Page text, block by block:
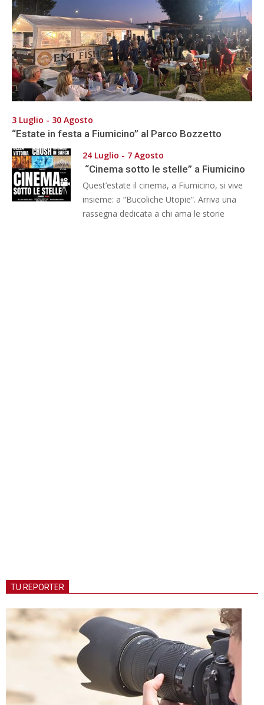
3 Luglio - 30 Agosto
“Estate in festa a Fiumicino” al Parco Bozzetto
24 Luglio - 7 Agosto
“Cinema sotto le stelle” a Fiumicino
Quest’estate il cinema, a Fiumicino, si vive
insieme: a “Bucoliche Utopie”. Arriva una
rassegna dedicata a chi ama le storie
TU REPORTER